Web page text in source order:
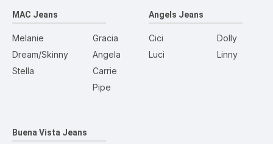
MAC Jeans
Melanie
Dream/Skinny
Stella
Gracia
Angela
Carrie
Pipe
Angels Jeans
Cici
Luci
Dolly
Linny
Buena Vista Jeans